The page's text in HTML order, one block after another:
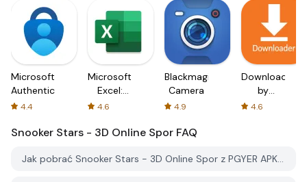
Microsoft
Authenticator
4.4
Microsoft
Excel:
Spreadsheets
4.6
Blackmagic
Camera
4.9
Downloader
by
AFTVnews
4.6
Snooker Stars - 3D Online Spor FAQ
Jak pobrać Snooker Stars - 3D Online Spor z PGYER APK HUB?